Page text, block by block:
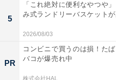
5
「これ絶対に便利なやつや
み式ランドリーバスケットが
2026/08/03
PR
コンビニで買うのは損！た
バコが爆売れ中
株式会社HAL